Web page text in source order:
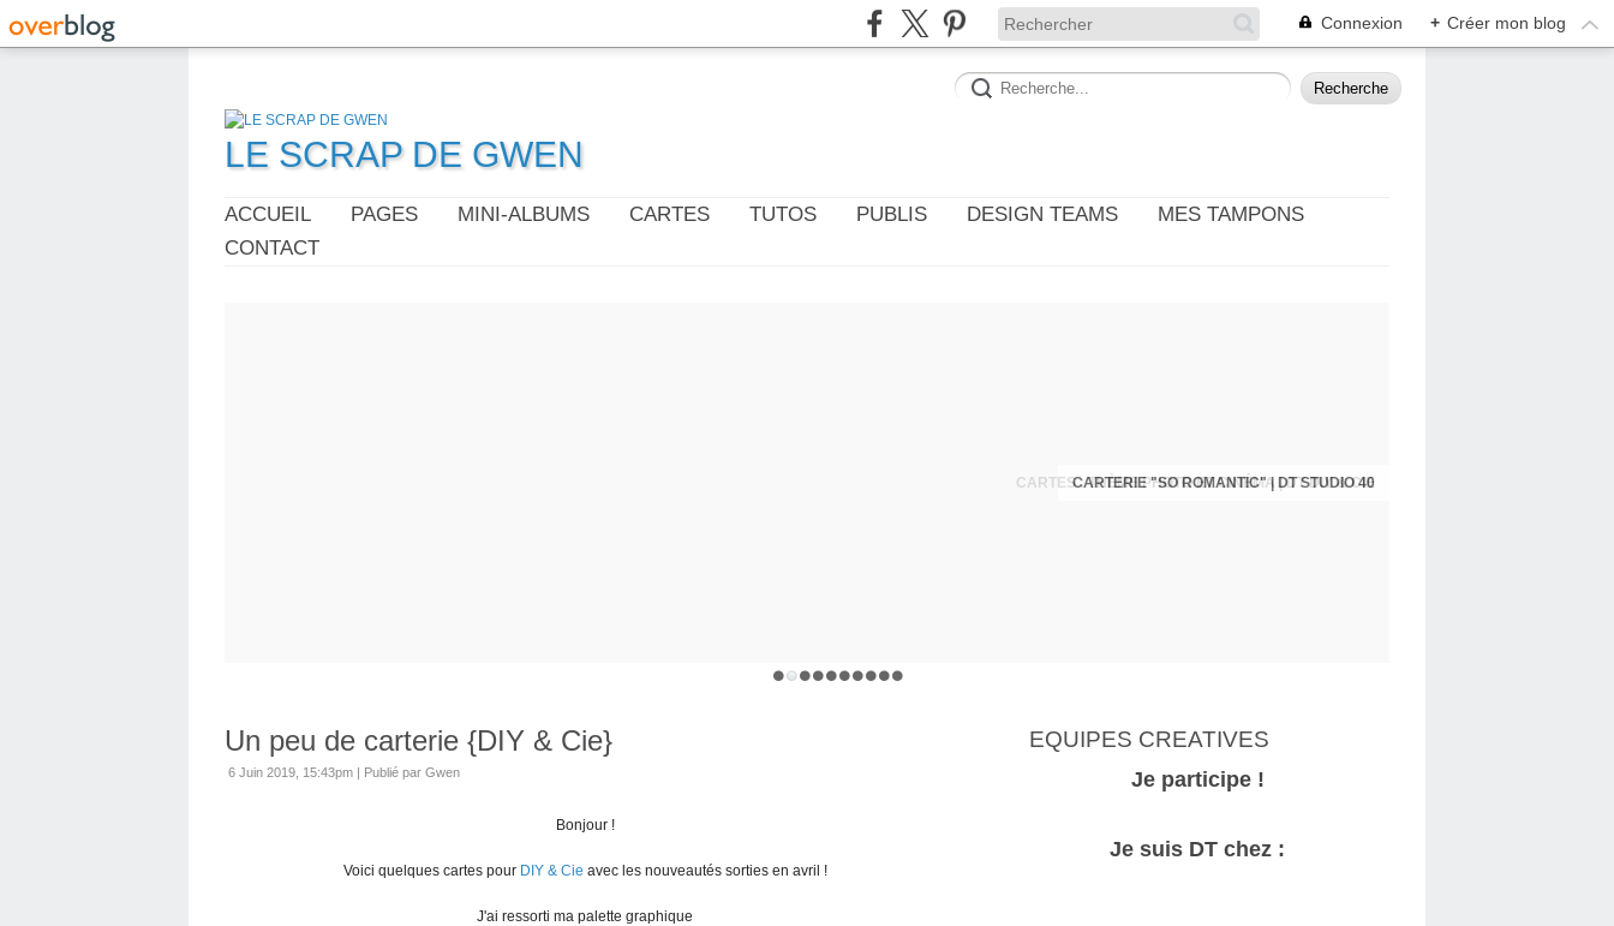
Connexion + Créer mon blog
LE SCRAP DE GWEN
ACCUEIL PAGES MINI-ALBUMS CARTES TUTOS PUBLIS DESIGN TEAMS
MES TAMPONS
CONTACT
CARTERIE "SO ROMANTIC" | DT STUDIO 40
CARTES : THÈME PHOTO ET CINÉMA | DT DIY & CIE
Un peu de carterie {DIY & Cie}
6 Juin 2019, 15:43pm | Publié par Gwen
Bonjour !
Voici quelques cartes pour DIY & Cie avec les nouveautés sorties en avril !
J'ai ressorti ma palette graphique
EQUIPES CREATIVES
Je participe !
Je suis DT chez :